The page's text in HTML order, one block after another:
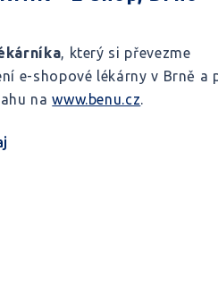
, který si převezme
e-shopové lékárny v Brně a
nawww.benu.cz.